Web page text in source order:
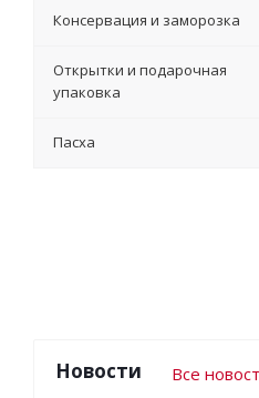
Консервация и заморозка
Открытки и подарочная
упаковка
Пасха
Новости Все